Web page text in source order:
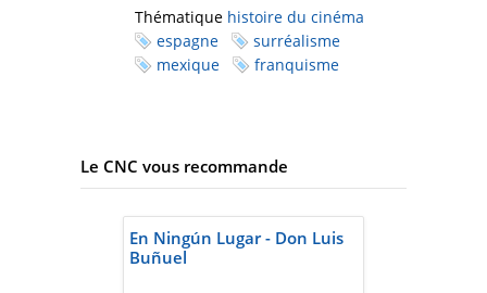
Thématique histoire du cinéma
espagne
surréalisme
mexique
franquisme
Le CNC vous recommande
En Ningún Lugar - Don Luis
Buñuel